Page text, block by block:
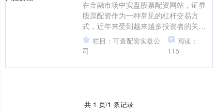
在金融市场中实盘股票配资网站，证券
股票配资作为一种常见的杠杆交易方
式，近年来受到越来越多投资者的关
注。通过配资，投资者可以以较少的自
有资金撬动更大的交易规模，从....
栏目：可查配资实盘公
司
阅读：
115
共 1 页/1 条记录